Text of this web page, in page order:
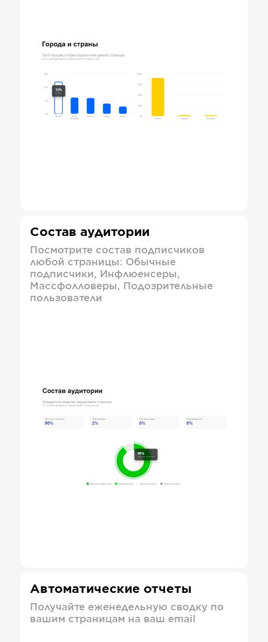
Состав аудитории
Посмотрите состав подписчиков
любой страницы: Обычные
подписчики, Инфлюенсеры,
Массфолловеры, Подозрительные
пользователи
Автоматические отчеты
Получайте еженедельную сводку по
вашим страницам на ваш email